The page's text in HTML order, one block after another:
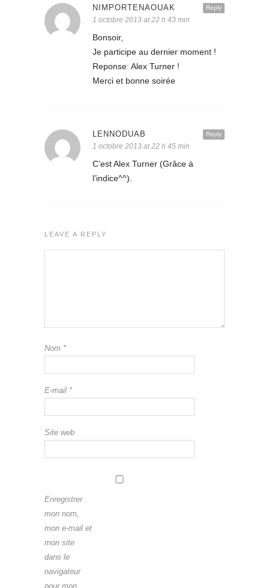
Reply
NIMPORTENAOUAK
1 octobre 2013 at 22 h 43 min
Bonsoir,
Je participe au dernier moment !
Reponse: Alex Turner !
Merci et bonne soirée
Reply
LENNODUAB
1 octobre 2013 at 22 h 45 min
C’est Alex Turner (Grâce à
l’indice^^).
LEAVE A REPLY
Nom *
E-mail *
Site web
Enregistrer
mon nom,
mon e-mail et
mon site
dans le
navigateur
pour mon